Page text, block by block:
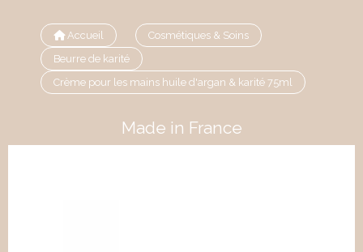
Accueil
Cosmétiques & Soins
Beurre de karité
Crème pour les mains huile d'argan & karité 75ml
Made in France